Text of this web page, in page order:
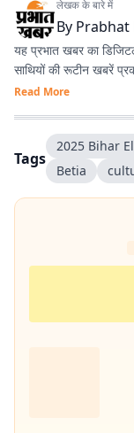
लेखक के बारे में
By Prabhat
यह प्रभात खबर का
साथियों की रूटीन खबरें
Read More
Tags
2025 Bihar
Betia